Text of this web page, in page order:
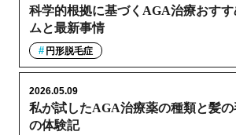
科学的根拠に基づくAGA治療おす
ムと最新事情
円形脱毛症
私が試したAGA治療薬の種類と髪
の体験記
2026.05.09